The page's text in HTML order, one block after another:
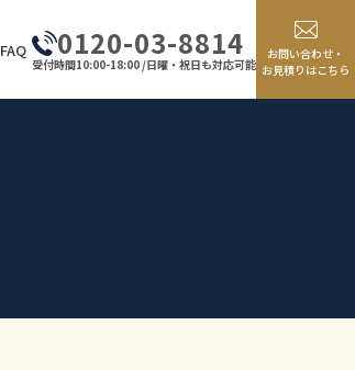
FAQ 0120-03-8814
受付時間10:00-18:00 /日曜・祝日も対応可能
お問い合わせ・
お見積りはこちら